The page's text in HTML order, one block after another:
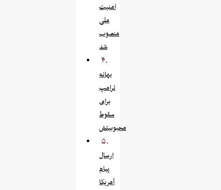
امنیت
ملی
منصوب
شد
۴.
بهانه
ترامپ
برای
سقوط
محبوبیتش
۵.
ارسال
پیام
آمریکا